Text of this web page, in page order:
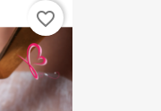
favorite_border